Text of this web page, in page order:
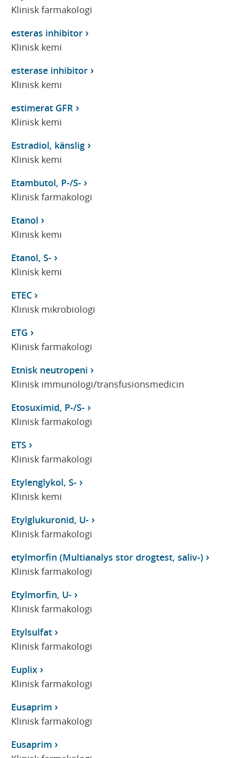
Klinisk farmakologi
esteras inhibitor
Klinisk kemi
esterase inhibitor
Klinisk kemi
estimerat GFR
Klinisk kemi
Estradiol, känslig
Klinisk kemi
Etambutol, P-/S-
Klinisk farmakologi
Etanol
Klinisk kemi
Etanol, S-
Klinisk kemi
ETEC
Klinisk mikrobiologi
ETG
Klinisk farmakologi
Etnisk neutropeni
Klinisk immunologi/transfusionsmedicin
Etosuximid, P-/S-
Klinisk farmakologi
ETS
Klinisk farmakologi
Etylenglykol, S-
Klinisk kemi
Etylglukuronid, U-
Klinisk farmakologi
etylmorfin (Multianalys stor drogtest, saliv-)
Klinisk farmakologi
Etylmorfin, U-
Klinisk farmakologi
Etylsulfat
Klinisk farmakologi
Euplix
Klinisk farmakologi
Eusaprim
Klinisk farmakologi
Eusaprim